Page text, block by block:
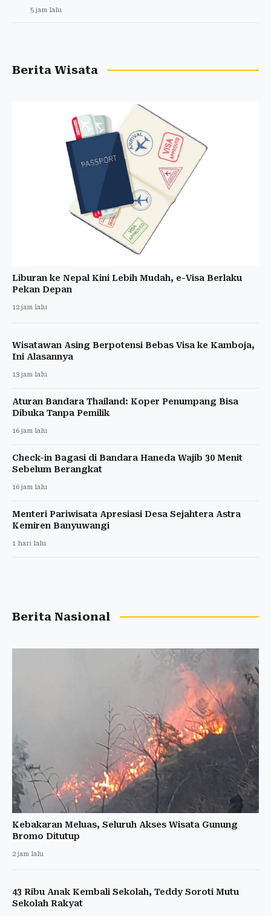
5 jam lalu
Berita Wisata
Liburan ke Nepal Kini Lebih Mudah, e-Visa Berlaku
Pekan Depan
12 jam lalu
Wisatawan Asing Berpotensi Bebas Visa ke Kamboja,
Ini Alasannya
13 jam lalu
Aturan Bandara Thailand: Koper Penumpang Bisa
Dibuka Tanpa Pemilik
16 jam lalu
Check-in Bagasi di Bandara Haneda Wajib 30 Menit
Sebelum Berangkat
16 jam lalu
Menteri Pariwisata Apresiasi Desa Sejahtera Astra
Kemiren Banyuwangi
1 hari lalu
Berita Nasional
Kebakaran Meluas, Seluruh Akses Wisata Gunung
Bromo Ditutup
2 jam lalu
43 Ribu Anak Kembali Sekolah, Teddy Soroti Mutu
Sekolah Rakyat